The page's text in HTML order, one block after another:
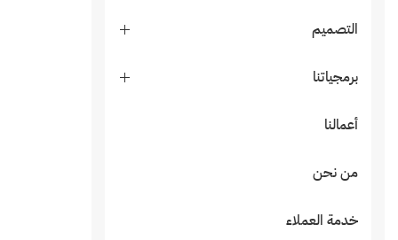
التصميم
برمجياتنا
أعمالنا
من نحن
خدمة العملاء